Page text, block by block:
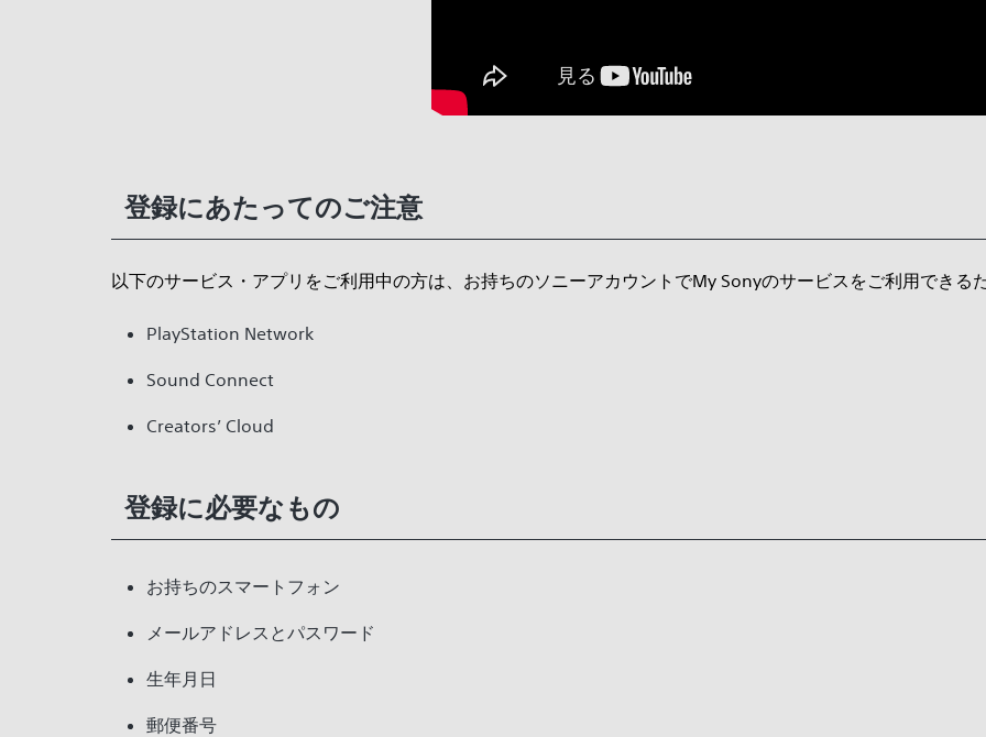
登録にあたってのご注意
以下のサービス・アプリをご利用中の方は、お持ちのソニーアカウントでMy Sonyのサービスをご利用できる
PlayStation Network
Sound Connect
Creators’ Cloud
登録に必要なもの
お持ちのスマートフォン
メールアドレスとパスワード
生年月日
郵便番号